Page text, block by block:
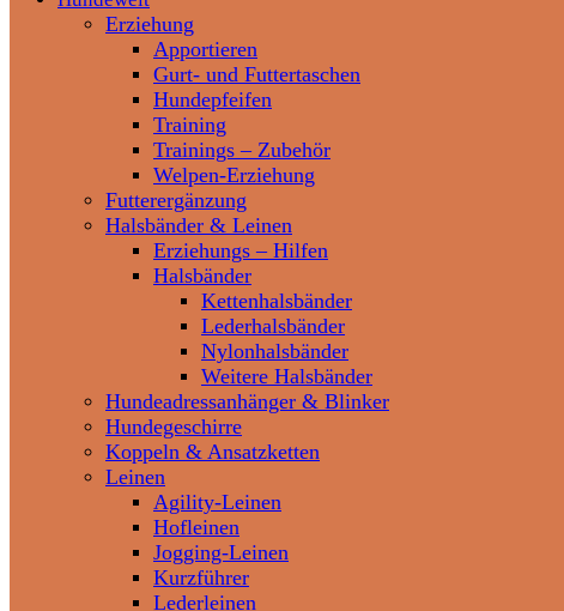
Erziehung
Apportieren
Gurt- und Futtertaschen
Hundepfeifen
Training
Trainings – Zubehör
Welpen-Erziehung
Futterergänzung
Halsbänder & Leinen
Erziehungs – Hilfen
Halsbänder
Kettenhalsbänder
Lederhalsbänder
Nylonhalsbänder
Weitere Halsbänder
Hundeadressanhänger & Blinker
Hundegeschirre
Koppeln & Ansatzketten
Leinen
Agility-Leinen
Hofleinen
Jogging-Leinen
Kurzführer
Lederleinen